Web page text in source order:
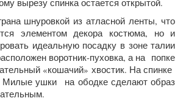
шнуровкой из атласной ленты, что
элементом декора костюма, но и
идеальную посадку в зоне талии
воротник-пуховка, а на попке
«кошачий» хвостик. На спинке
Милые ушки на ободке сделают образ